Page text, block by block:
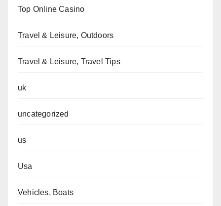
Top Online Casino
Travel & Leisure, Outdoors
Travel & Leisure, Travel Tips
uk
uncategorized
us
Usa
Vehicles, Boats